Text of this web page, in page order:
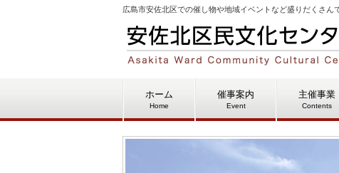
広島市安佐北区での催し物や地域イベントなど盛りだくさん
ホーム
Home
催事案内
Event
主催事業
Contents